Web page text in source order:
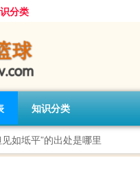
分类
知识分类
见如坻平”的出处是哪里